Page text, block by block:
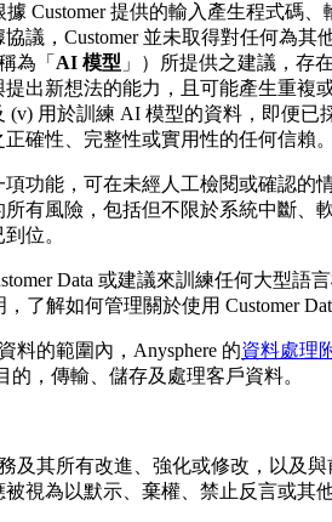
Customer 提供的輸入產生程式碼
議，Customer 並未取得對任何為
為「 AI 模型 」）所提供之建議，存
出新想法的能力，且可能產生重
用於訓練 AI 模型的資料，即便
確性、完整性或實用性的任何信賴。
功能，可在未經人工檢閱或確認的
有風險，包括但不限於系統中斷
位。
Data 或建議來訓練任何大型語
了解如何管理關於使用 Customer
料的範圍內，Anysphere 的資料處理
的，傳輸、儲存及處理客戶資料。
及其所有改進、強化或修改，以及
視為以默示、棄權、禁止反言或其